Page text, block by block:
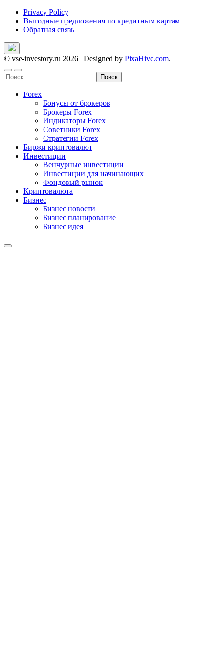
Privacy Policy
Выгодные предложения по кредитным картам
Обратная связь
© vse-investory.ru 2026 | Designed by PixaHive.com.
Найти:
Forex
Бонусы от брокеров
Брокеры Forex
Индикаторы Forex
Советники Forex
Стратегии Forex
Биржи криптовалют
Инвестиции
Венчурные инвестиции
Инвестиции для начинающих
Фондовый рынок
Криптовалюта
Бизнес
Бизнес новости
Бизнес планирование
Бизнес идея